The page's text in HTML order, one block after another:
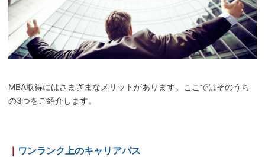
MBA取得にはさまざまなメリットがあります。ここではそのうち
の3つをご紹介します。
｜ ワンランク上のキャリアパス